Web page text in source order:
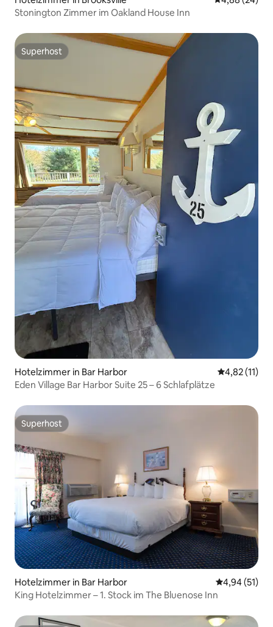
Stonington Zimmer im Oakland House Inn
Superhost
Superhost
Hotelzimmer in Bar Harbor
4,82 (11)
Eden Village Bar Harbor Suite 25 – 6 Schlafplätze
Superhost
Superhost
Hotelzimmer in Bar Harbor
4,94 (51)
King Hotelzimmer – 1. Stock im The Bluenose Inn